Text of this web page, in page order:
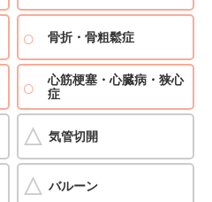
骨折・骨粗鬆症
心筋梗塞・心臓病・狭心
症
気管切開
バルーン